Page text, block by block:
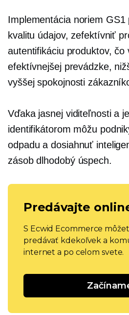
Implementácia noriem
kvalitu údajov, zefektívniť
autentifikáciu produktov, čo
efektívnejšej prevádzke,
vyššej spokojnosti
Vďaka jasnej viditeľnosti a
identifikátorom môžu
odpadu a dosiahnuť
zásobdlhodobýúspech.
Predávajte
S Ecwid Ecommerce
predávať kdekoľvek a
internet a po celom svete.